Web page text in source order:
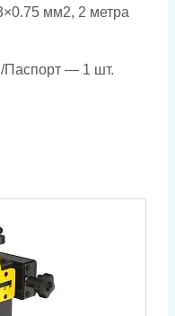
мм2, 2 метра
Паспорт — 1 шт.